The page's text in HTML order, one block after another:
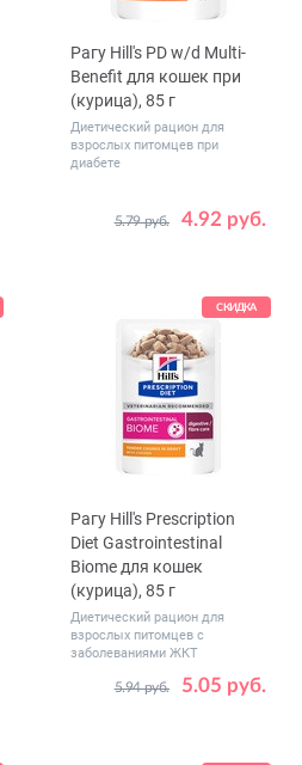
Рагу Hill's PD w/d Multi-
Benefit для кошек при
(курица), 85 г
Диетический рацион для
взрослых питомцев при
диабете
4.92 руб.
5.79 руб.
Количество
1 12
СКИДКА
Рагу Hill's Prescription
Diet Gastrointestinal
Biome для кошек
(курица), 85 г
Диетический рацион для
взрослых питомцев с
заболеваниями ЖКТ
5.05 руб.
5.94 руб.
Количество
1 12